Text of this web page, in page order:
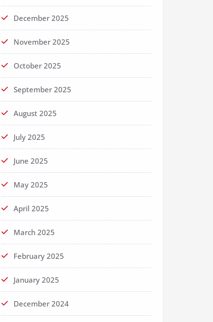
December 2025
November 2025
October 2025
September 2025
August 2025
July 2025
June 2025
May 2025
April 2025
March 2025
February 2025
January 2025
December 2024